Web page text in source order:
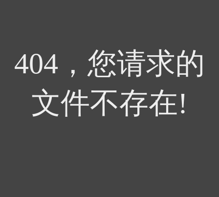
404，您请求的
文件不存在!